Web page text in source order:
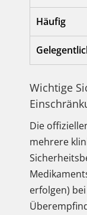
Häufig
Wichtige
Die
mehrere
erfolgen)